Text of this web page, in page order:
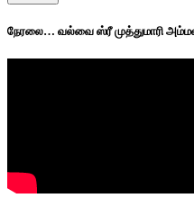
நேரலை… வல்வை ஸ்ரீ முத்துமாரி